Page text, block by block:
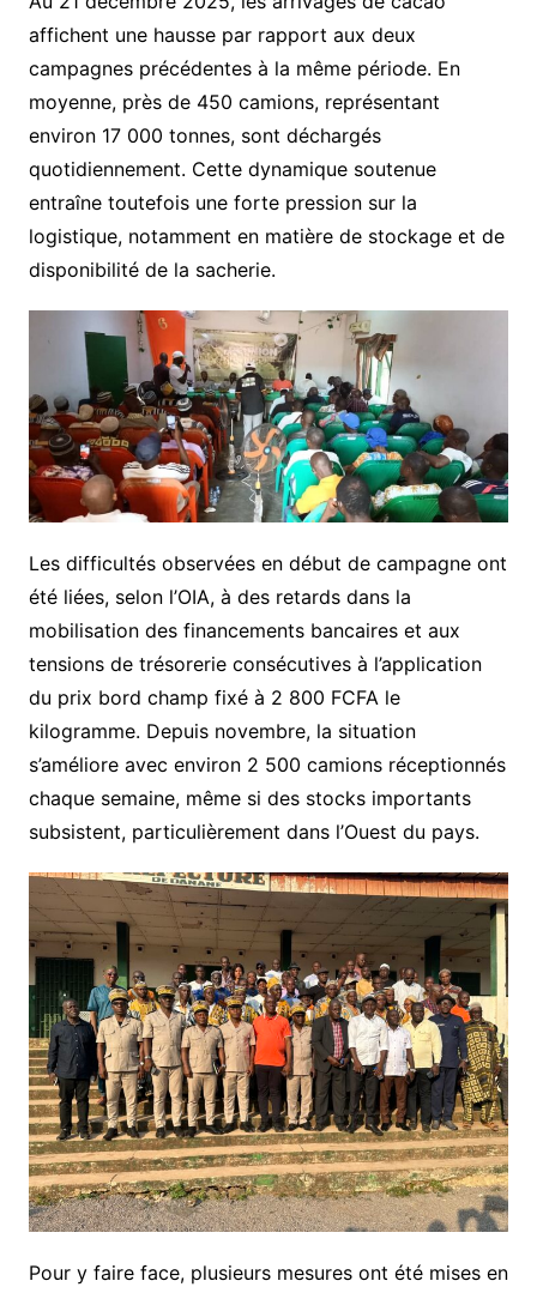
affichent une hausse par rapport aux deux
campagnes précédentes à la même période. En
moyenne, près de 450 camions, représentant
environ 17 000 tonnes, sont déchargés
quotidiennement. Cette dynamique soutenue
entraîne toutefois une forte pression sur la
logistique, notamment en matière de stockage et de
disponibilité de la sacherie.
Les difficultés observées en début de campagne ont
été liées, selon l’OIA, à des retards dans la
mobilisation des financements bancaires et aux
tensions de trésorerie consécutives à l’application
du prix bord champ fixé à 2 800 FCFA le
kilogramme. Depuis novembre, la situation
s’améliore avec environ 2 500 camions réceptionnés
chaque semaine, même si des stocks importants
subsistent, particulièrement dans l’Ouest du pays.
Pour y faire face, plusieurs mesures ont été mises en